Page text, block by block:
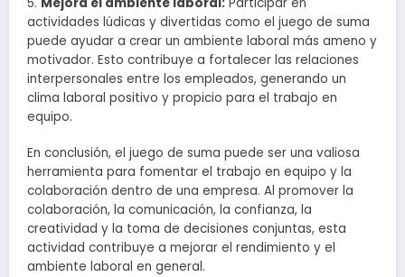
actividades lúdicas y divertidas como el juego de suma
puede ayudar a crear un ambiente laboral más ameno y
motivador. Esto contribuye a fortalecer las relaciones
interpersonales entre los empleados, generando un
clima laboral positivo y propicio para el trabajo en
equipo.
En conclusión, el juego de suma puede ser una valiosa
herramienta para fomentar el trabajo en equipo y la
colaboración dentro de una empresa. Al promover la
colaboración, la comunicación, la confianza, la
creatividad y la toma de decisiones conjuntas, esta
actividad contribuye a mejorar el rendimiento y el
ambiente laboral en general.